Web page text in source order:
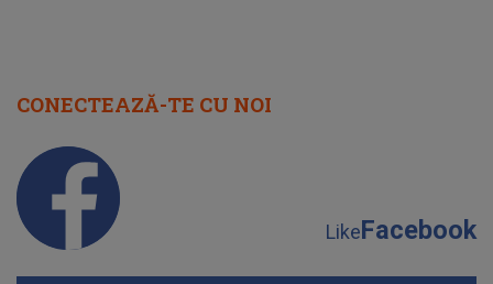
CONECTEAZĂ-TE CU NOI
LikeFacebook